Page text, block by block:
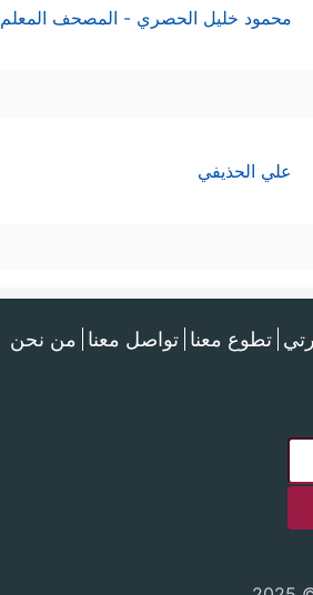
محمود خليل الحصري - المصحف المعلم
علي الحذيفي
تطوع معنا تواصل معنا من نحن